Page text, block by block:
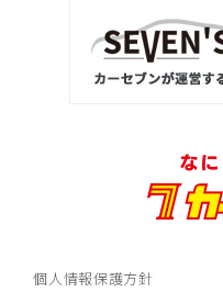
個人情報保護方針